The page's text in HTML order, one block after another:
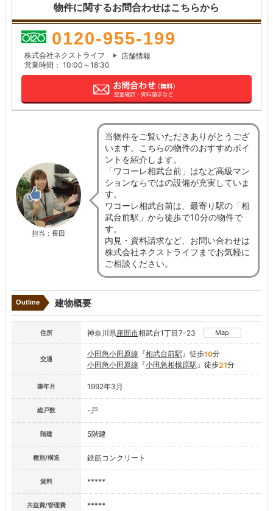
物件に関するお問合わせはこちらから
0120-955-199
株式会社ネクストライフ
店舗情報
営業時間： 10:00～18:30
担当：長田
当物件をご覧いただきありがとうござ
います。こちらの物件のおすすめポイ
ントを紹介します。
「ワコーレ相武台前」はなど高級マン
ションならではの設備が充実していま
す。
ワコーレ相武台前は、最寄り駅の「相
武台前駅」から徒歩で10分の物件で
す。
内見・資料請求など、お問い合わせは
株式会社ネクストライフまでお気軽に
ご相談ください。
Outline 建物概要
住所 神奈川県座間市相武台1丁目7-23 Map
交通
小田急小田原線 『相武台前駅 』徒歩10分
小田急小田原線 『小田急相模原駅 』徒歩21分
築年月 1992年3月
総戸数 -戸
階建 5階建
種別/構造 鉄筋コンクリート
賃料 *****
共益費/管理費 *****